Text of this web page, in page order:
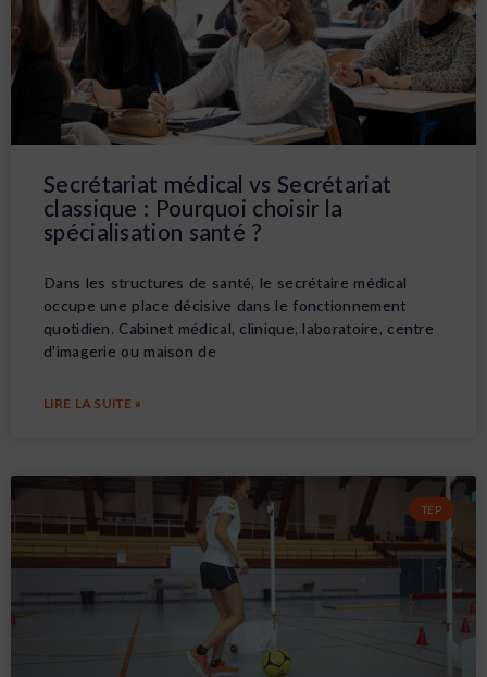
Secrétariat médical vs Secrétariat
classique : Pourquoi choisir la
spécialisation santé ?
Dans les structures de santé, le secrétaire médical
occupe une place décisive dans le fonctionnement
quotidien. Cabinet médical, clinique, laboratoire, centre
d’imagerie ou maison de
LIRE LA SUITE »
TEP